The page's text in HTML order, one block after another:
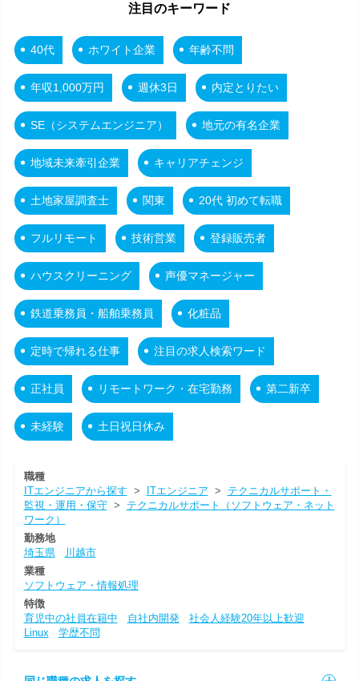
注目のキーワード
40代 ホワイト企業 年齢不問
年収1,000万円 週休3日 内定とりたい
SE（システムエンジニア） 地元の有名企業
地域未来牽引企業 キャリアチェンジ
土地家屋調査士 関東 20代 初めて転職
フルリモート 技術営業 登録販売者
ハウスクリーニング 声優マネージャー
鉄道乗務員・船舶乗務員 化粧品
定時で帰れる仕事 注目の求人検索ワード
正社員 リモートワーク・在宅勤務 第二新卒
未経験 土日祝日休み
職種
ITエンジニアから探す > ITエンジニア > テクニカルサポート・
監視・運用・保守> テクニカルサポート（ソフトウェア・ネット
ワーク）
勤務地
埼玉県
川越市
業種
ソフトウェア・情報処理
特徴
育児中の社員在籍中
自社内開発
社会人経験20年以上歓迎
Linux
学歴不問